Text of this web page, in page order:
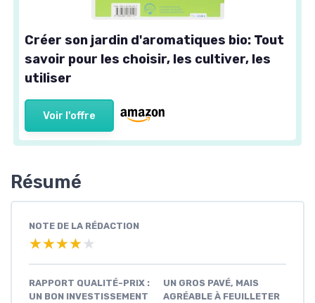
Créer son jardin d'aromatiques bio: Tout
savoir pour les choisir, les cultiver, les
utiliser
Voir l'offre
Résumé
NOTE DE LA RÉDACTION
★★★★★
★★★★★
RAPPORT QUALITÉ-PRIX :
UN BON INVESTISSEMENT
UN GROS PAVÉ, MAIS
AGRÉABLE À FEUILLETER